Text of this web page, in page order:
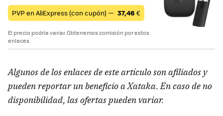
PVP en AliExpress (con cupón) — 37,46 €
El precio podría variar. Obtenemos comisión por estos
enlaces
Algunos de los enlaces de este artículo son afiliados y
pueden reportar un beneficio a Xataka. En caso de no
disponibilidad, las ofertas pueden variar.